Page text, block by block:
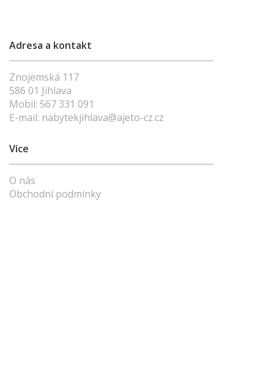
Adresa a kontakt
Znojemská 117
586 01 Jihlava
Mobil: 567 331 091
E-mail: nabytekjihlava@ajeto-cz.cz
Více
O nás
Obchodní podmínky